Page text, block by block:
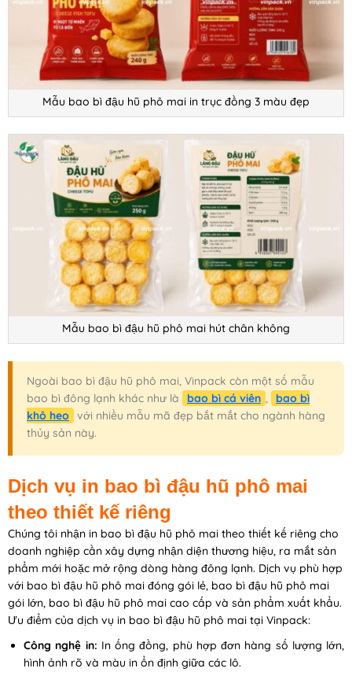
Mẫu bao bì đậu hũ phô mai in trục đồng 3 màu đẹp
Mẫu bao bì đậu hũ phô mai hút chân không
Ngoài bao bì đậu hũ phô mai, Vinpack còn một số mẫu
bao bì đông lạnh khác như là
bao bì cá viên , bao bì
khô heo với nhiều mẫu mã đẹp bắt mắt cho ngành hàng
thủy sản này.
Dịch vụ in bao bì đậu hũ phô mai
theo thiết kế riêng
Chúng tôi nhận in bao bì đậu hũ phô mai theo thiết kế riêng cho
doanh nghiệp cần xây dựng nhận diện thương hiệu, ra mắt sản
phẩm mới hoặc mở rộng dòng hàng đông lạnh. Dịch vụ phù hợp
với bao bì đậu hũ phô mai đóng gói lẻ, bao bì đậu hũ phô mai
gói lớn, bao bì đậu hũ phô mai cao cấp và sản phẩm xuất khẩu.
Ưu điểm của dịch vụ in bao bì đậu hũ phô mai tại Vinpack:
Công nghệ in: In ống đồng, phù hợp đơn hàng số lượng lớn,
hình ảnh rõ và màu in ổn định giữa các lô.